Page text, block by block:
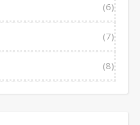
(6)
(7)
(8)